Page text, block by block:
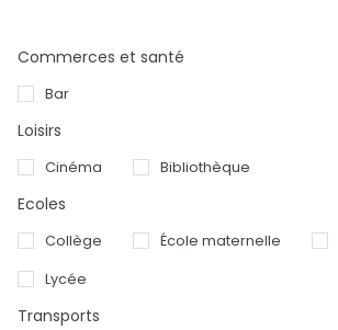
Commerces et santé
Bar
Loisirs
Cinéma Bibliothèque
Ecoles
Collège École maternelle
Lycée
Transports